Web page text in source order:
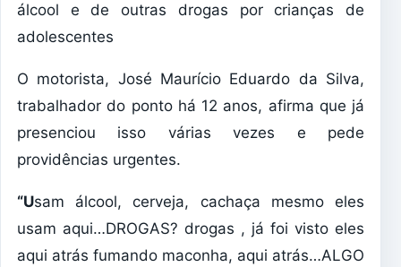
álcool e de outras drogas por crianças de
adolescentes
O motorista, José Maurício Eduardo da Silva,
trabalhador do ponto há 12 anos, afirma que já
presenciou isso várias vezes e pede
providências urgentes.
“Usam álcool, cerveja, cachaça mesmo eles
usam aqui…DROGAS? drogas , já foi visto eles
aqui atrás fumando maconha, aqui atrás…ALGO